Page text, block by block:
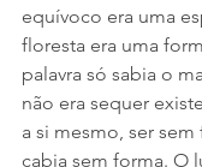
equívoco era uma
floresta era uma
palavra só sabia o
não era sequer
a si mesmo, ser
cabia sem forma. O